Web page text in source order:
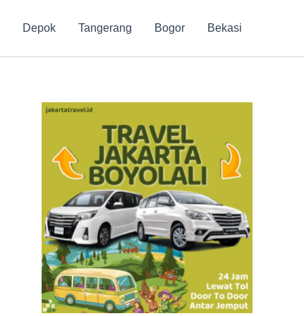
Depok Tangerang Bogor Bekasi